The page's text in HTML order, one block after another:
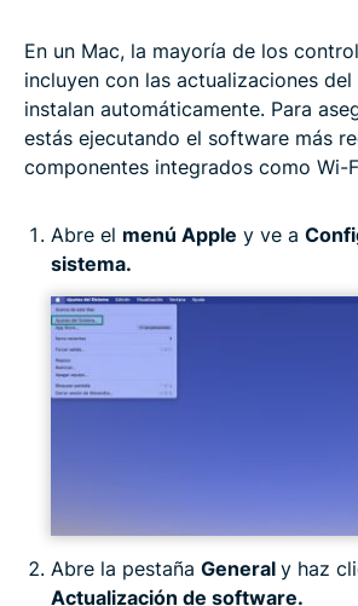
En un Mac, la mayoría de los
incluyen con las actualizaciones
instalan automáticamente. Para
estás ejecutando el software más
componentes integrados como Wi-
Abre el menú Apple y ve a
sistema.
Abre la pestaña General y haz
Actualización de software.